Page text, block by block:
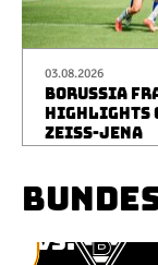
03.08.2026
BORUSSIA
HIGHLIGHTS
ZEISS-JENA